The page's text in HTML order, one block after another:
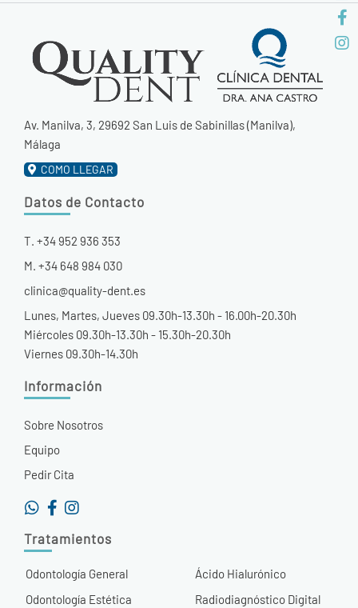
Av. Manilva, 3, 29692 San Luis de Sabinillas (Manilva),
Málaga
COMO LLEGAR
Información
Sobre Nosotros
Equipo
Pedir Cita
Tratamientos
Odontología General
Odontología Estética
Ácido Hialurónico
Radiodiagnóstico Digital
Datos de Contacto
T. +34 952 936 353
M. +34 648 984 030
clinica@quality-dent.es
Lunes, Martes, Jueves 09.30h-13.30h - 16.00h-20.30h
Miércoles 09.30h-13.30h - 15.30h-20.30h
Viernes 09.30h-14.30h